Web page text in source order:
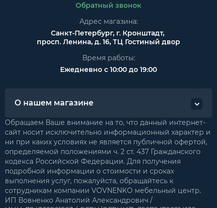
Обратный звонок
Адрес магазина:
Санкт-Петербург, г. Кронштадт,
просп. Ленина, д. 16, ТЦ Гостиный двор
Время работы:
Ежедневно с 10:00 до 19:00
О нашем магазине
Обращаем Ваше внимание на то, что данный интернет-
сайт носит исключительно информационный характер и
ни при каких условиях не является публичной офертой,
определяемой положениями ч. 2 ст. 437 Гражданского
кодекса Российской Федерации. Для получения
подробной информации о стоимости и сроках
выполнения услуг, пожалуйста, обращайтесь к
сотрудникам компании VOVNENKO мебельный центр.
ИП Вовненко Анатолий Александрович /